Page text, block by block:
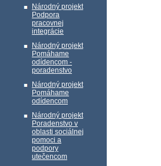
Národný projekt
Podpora
pracovnej
integrácie
Národný projekt
Pomáhame
odídencom -
poradenstvo
Národný projekt
Pomáhame
odídencom
Národný projekt
Poradenstvo v
oblasti sociálnej
pomoci a
podpory
utečencom